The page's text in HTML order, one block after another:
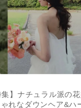
集】ナチュラル派の
れなダウンヘア&ハ